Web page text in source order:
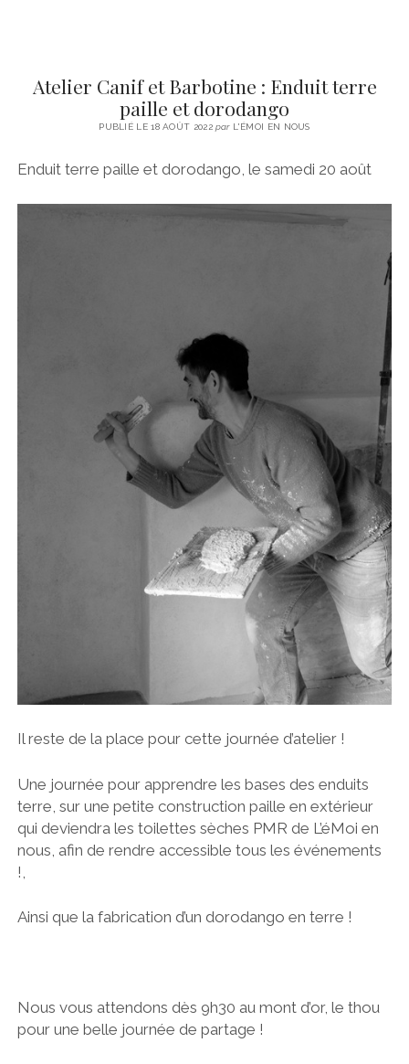
Atelier Canif et Barbotine : Enduit terre
paille et dorodango
PUBLIÉ LE 18 AOÛT 2022parL'ÉMOI EN NOUS
Enduit terre paille et dorodango, le samedi 20 août
Il reste de la place pour cette journée d’atelier !
Une journée pour apprendre les bases des enduits
terre, sur une petite construction paille en extérieur
qui deviendra les toilettes sèches PMR de L’éMoi en
nous, afin de rendre accessible tous les événements
!,
Ainsi que la fabrication d’un dorodango en terre !
Nous vous attendons dès 9h30 au mont d’or, le thou
pour une belle journée de partage !